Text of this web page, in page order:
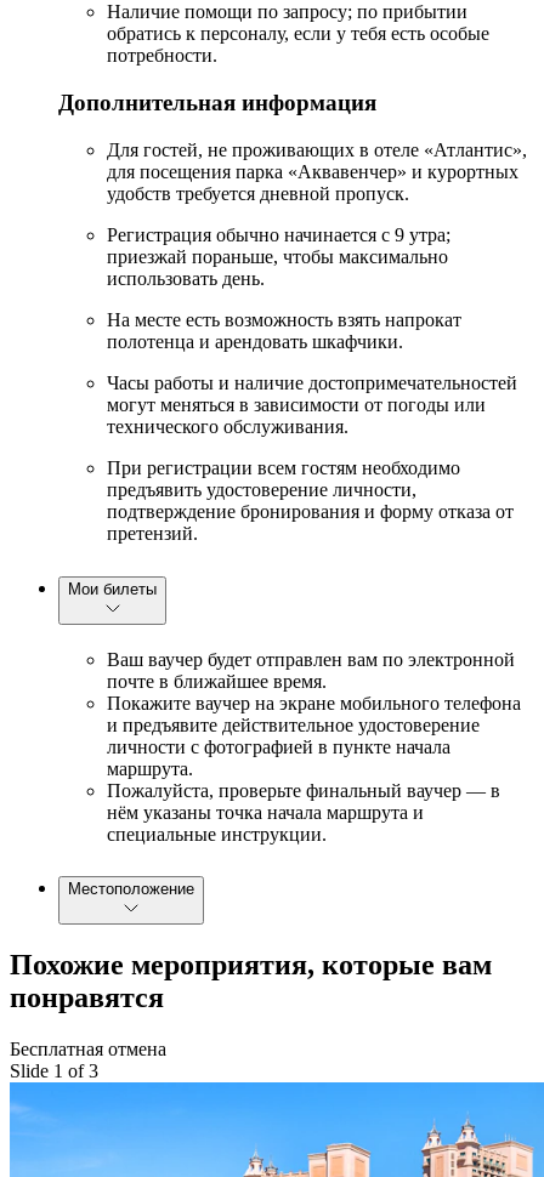
Наличие помощи по запросу; по прибытии
обратись к персоналу, если у тебя есть особые
потребности.
Дополнительная информация
Для гостей, не проживающих в отеле «Атлантис»,
для посещения парка «Аквавенчер» и курортных
удобств требуется дневной пропуск.
Регистрация обычно начинается с 9 утра;
приезжай пораньше, чтобы максимально
использовать день.
На месте есть возможность взять напрокат
полотенца и арендовать шкафчики.
Часы работы и наличие достопримечательностей
могут меняться в зависимости от погоды или
технического обслуживания.
При регистрации всем гостям необходимо
предъявить удостоверение личности,
подтверждение бронирования и форму отказа от
претензий.
Мои билеты
Ваш ваучер будет отправлен вам по электронной
почте в ближайшее время.
Покажите ваучер на экране мобильного телефона
и предъявите действительное удостоверение
личности с фотографией в пункте начала
маршрута.
Пожалуйста, проверьте финальный ваучер — в
нём указаны точка начала маршрута и
специальные инструкции.
Местоположение
Похожие мероприятия, которые вам
понравятся
Бесплатная отмена
Slide 1 of 3